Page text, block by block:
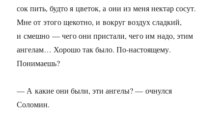
сок пить, будто я цветок, а они из меня нектар сосут.
Мне от этого щекотно, и вокруг воздух сладкий,
и смешно — чего они пристали, чего им надо, этим
ангелам… Хорошо так было. По-настоящему.
Понимаешь?
— А какие они были, эти ангелы? — очнулся
Соломин.